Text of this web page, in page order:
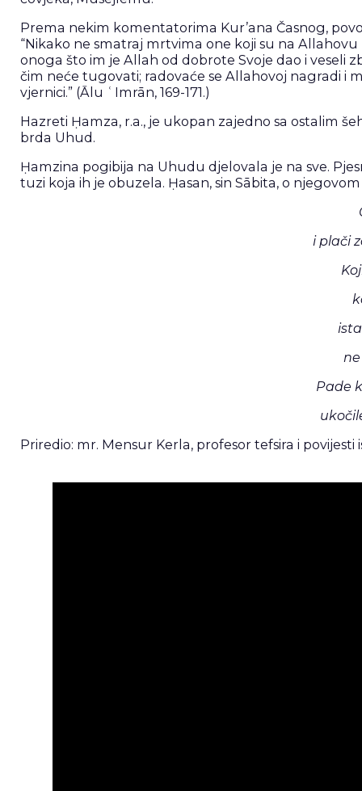
Prema nekim komentatorima Kur’ana Časnog,
“Nikako ne smatraj mrtvima one koji su na
onoga što im je Allah od dobrote Svoje dao i veseli
čim neće tugovati; radovaće se Allahovoj nagradi i
vjernici.” (Ālu ʿImrān, 169-171.)
Hazreti Ḥamza, r.a., je ukopan zajedno sa ostalim
brda Uhud.
Ḥamzina pogibija na Uhudu djelovala je na sve.
tuzi koja ih je obuzela. Ḥasan, sin Sābita, o
i plači
Pade
Priredio: mr. Mensur Kerla, profesor tefsira i povijesti